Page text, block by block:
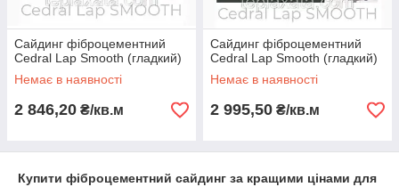
Сайдинг фіброцементний
Cedral Lap Smooth (гладкий)
Немає в наявності
2 846,20 ₴/кв.м
Сайдинг фіброцементний
Cedral Lap Smooth (гладкий)
Немає в наявності
2 995,50 ₴/кв.м
Купити фіброцементний сайдинг за кращими цінами для